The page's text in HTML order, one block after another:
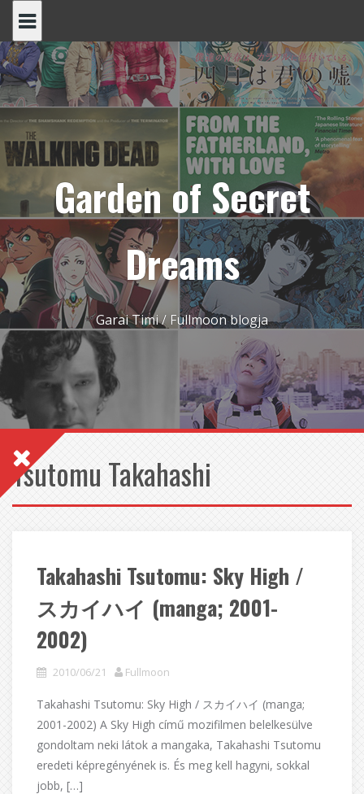
content
Garden of Secret
Dreams
Garai Timi / Fullmoon blogja
Tsutomu Takahashi
Takahashi Tsutomu: Sky High /
スカイハイ (manga; 2001-
2002)
2010/06/21 Fullmoon
Takahashi Tsutomu: Sky High / スカイハイ (manga;
2001-2002) A Sky High című mozifilmen belelkesülve
gondoltam neki látok a mangaka, Takahashi Tsutomu
eredeti képregényének is. És meg kell hagyni, sokkal
jobb, […]